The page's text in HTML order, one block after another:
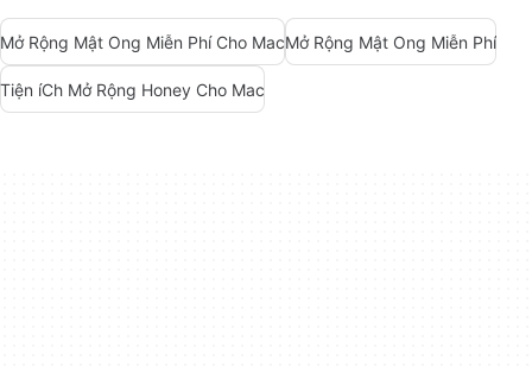
Mở Rộng Mật Ong Miễn Phí Cho MacMở Rộng Mật Ong Miễn Phí
Tiện íCh Mở Rộng Honey Cho Mac